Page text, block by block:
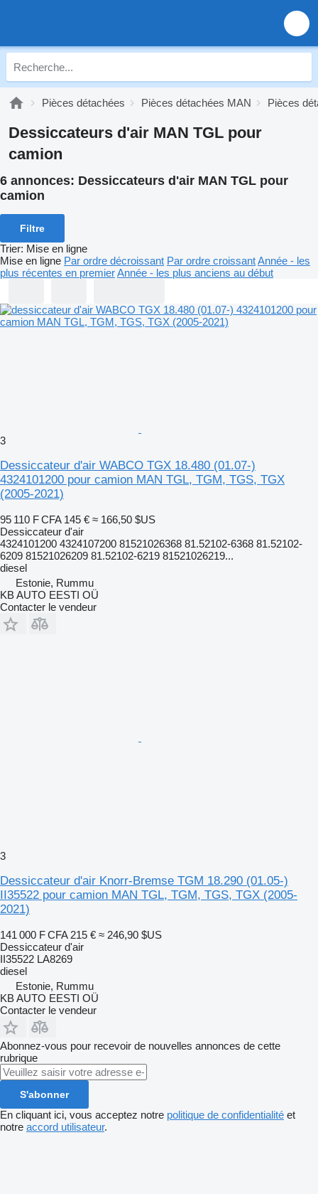
Pièces détachées Pièces détachées MAN Pièces
Dessiccateurs d'air MAN TGL pour
camion
6 annonces: Dessiccateurs d'air MAN TGL pour
camion
Filtre
Trier: Mise en ligne
Mise en ligne Par ordre décroissant Par ordre croissantAnnée - les
plus récentes en premierAnnée - les plus anciens au début
3
Dessiccateur d'air WABCO TGX 18.480 (01.07-)
4324101200 pour camion MAN TGL, TGM, TGS, TGX
(2005-2021)
95 110 F CFA 145 € ≈ 166,50 $US
Dessiccateur d'air
4324101200 4324107200 81521026368 81.52102-6368 81.52102-
6209 81521026209 81.52102-6219 81521026219...
diesel
Estonie, Rummu
KB AUTO EESTI OÜ
Contacter le vendeur
3
Dessiccateur d'air Knorr-Bremse TGM 18.290 (01.05-)
II35522 pour camion MAN TGL, TGM, TGS, TGX (2005-
2021)
141 000 F CFA 215 € ≈ 246,90 $US
Dessiccateur d'air
II35522 LA8269
diesel
Estonie, Rummu
KB AUTO EESTI OÜ
Contacter le vendeur
Abonnez-vous pour recevoir de nouvelles annonces de cette
rubrique
S'abonner
En cliquant ici, vous acceptez notre politique de confidentialité et
notre accord utilisateur.